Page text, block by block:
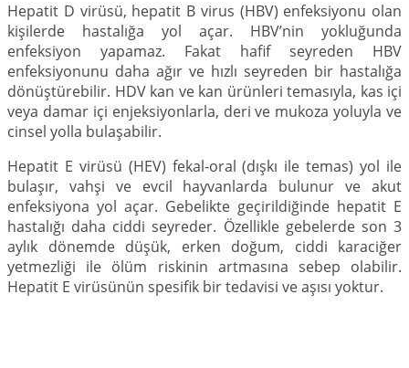
Hepatit D virüsü, hepatit B virus (HBV) enfeksiyonu olan
kişilerde hastalığa yol açar. HBV’nin yokluğunda
enfeksiyon yapamaz. Fakat hafif seyreden HBV
enfeksiyonunu daha ağır ve hızlı seyreden bir hastalığa
dönüştürebilir. HDV kan ve kan ürünleri temasıyla, kas içi
veya damar içi enjeksiyonlarla, deri ve mukoza yoluyla ve
cinsel yolla bulaşabilir.
Hepatit E virüsü (HEV) fekal-oral (dışkı ile temas) yol ile
bulaşır, vahşi ve evcil hayvanlarda bulunur ve akut
enfeksiyona yol açar. Gebelikte geçirildiğinde hepatit E
hastalığı daha ciddi seyreder. Özellikle gebelerde son 3
aylık dönemde düşük, erken doğum, ciddi karaciğer
yetmezliği ile ölüm riskinin artmasına sebep olabilir.
Hepatit E virüsünün spesifik bir tedavisi ve aşısı yoktur.